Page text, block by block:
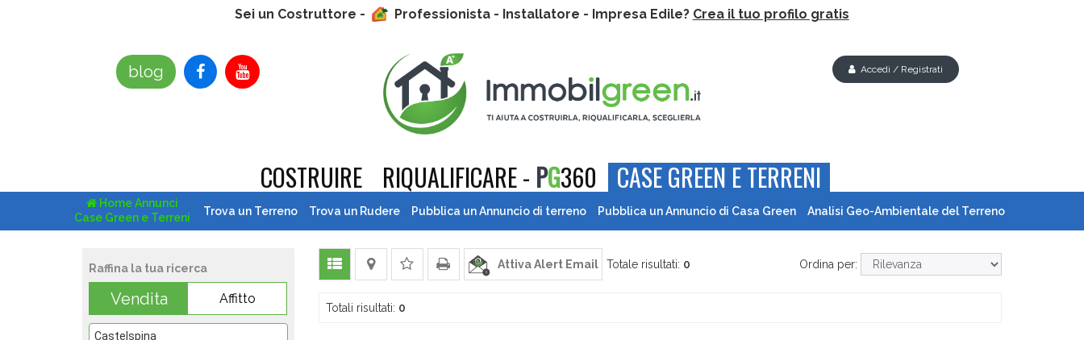
Sei un Costruttore - Professionista - Installatore - Impresa Edile? Crea il tuo profilo gratis
blog Accedi / Registrati
COSTRUIRE RIQUALIFICARE - PG360 CASE GREEN E TERRENI
Home Annunci
Case Green e Terreni
Trova un Terreno Trova un Rudere Pubblica un Annuncio di terreno Pubblica un Annuncio di Casa Green Analisi Geo-Ambientale del Terreno
Raffina la tua ricerca
Vendita Affitto
Attiva Alert Email Totale risultati: 0 Ordina per:
Totali risultati: 0